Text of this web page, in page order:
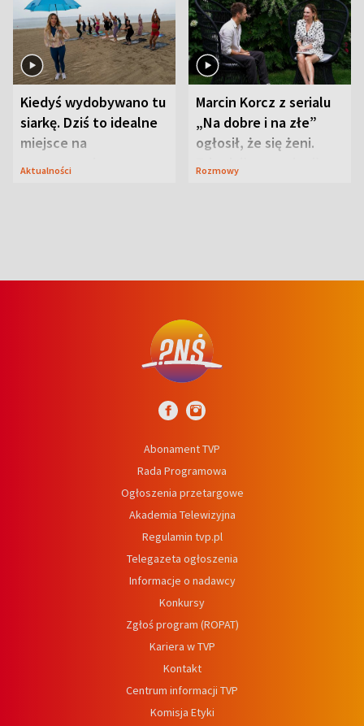
Kiedyś wydobywano tu
siarkę. Dziś to idealne
miejsce na
wypoczynek
Aktualności
Marcin Korcz z serialu
„Na dobre i na złe”
ogłosił, że się żeni.
Zdradził, co zmienił
Rozmowy
Abonament TVP
Rada Programowa
Ogłoszenia przetargowe
Akademia Telewizyjna
Regulamin tvp.pl
Telegazeta ogłoszenia
Informacje o nadawcy
Konkursy
Zgłoś program (ROPAT)
Kariera w TVP
Kontakt
Centrum informacji TVP
Komisja Etyki